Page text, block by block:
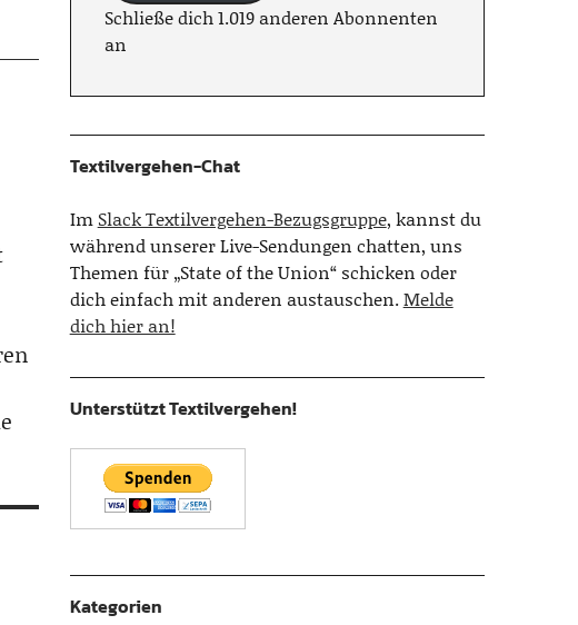
Schließe dich 1.019 anderen Abonnenten
an
Textilvergehen-Chat
Im Slack Textilvergehen-Bezugsgruppe, kannst du
während unserer Live-Sendungen chatten, uns
Themen für „State of the Union“ schicken oder
dich einfach mit anderen austauschen.Melde
dich hier an!
Unterstützt Textilvergehen!
Kategorien